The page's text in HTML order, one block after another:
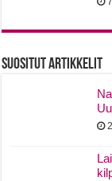
Suositut Artikkelit